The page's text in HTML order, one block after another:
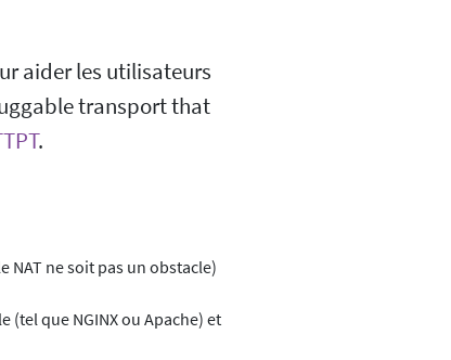
aider les utilisateurs
transport that
.
NAT ne soit pas un obstacle)
que NGINX ou Apache) et